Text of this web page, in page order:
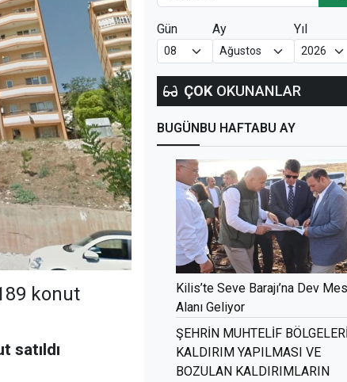
konut
satıldı
Gün Ay Yıl
ÇOK OKUNANLAR
BUGÜNBU HAFTABU AY
Kilis’te Seve Barajı’na Dev
Alanı Geliyor
ŞEHRİN MUHTELİF
KALDIRIM YAPILMASI VE
BOZULAN KALDIRIMLARIN